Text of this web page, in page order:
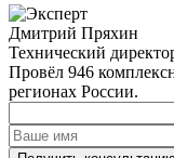
Дмитрий Пряхин
Технический
Провёл 946
регионах России.